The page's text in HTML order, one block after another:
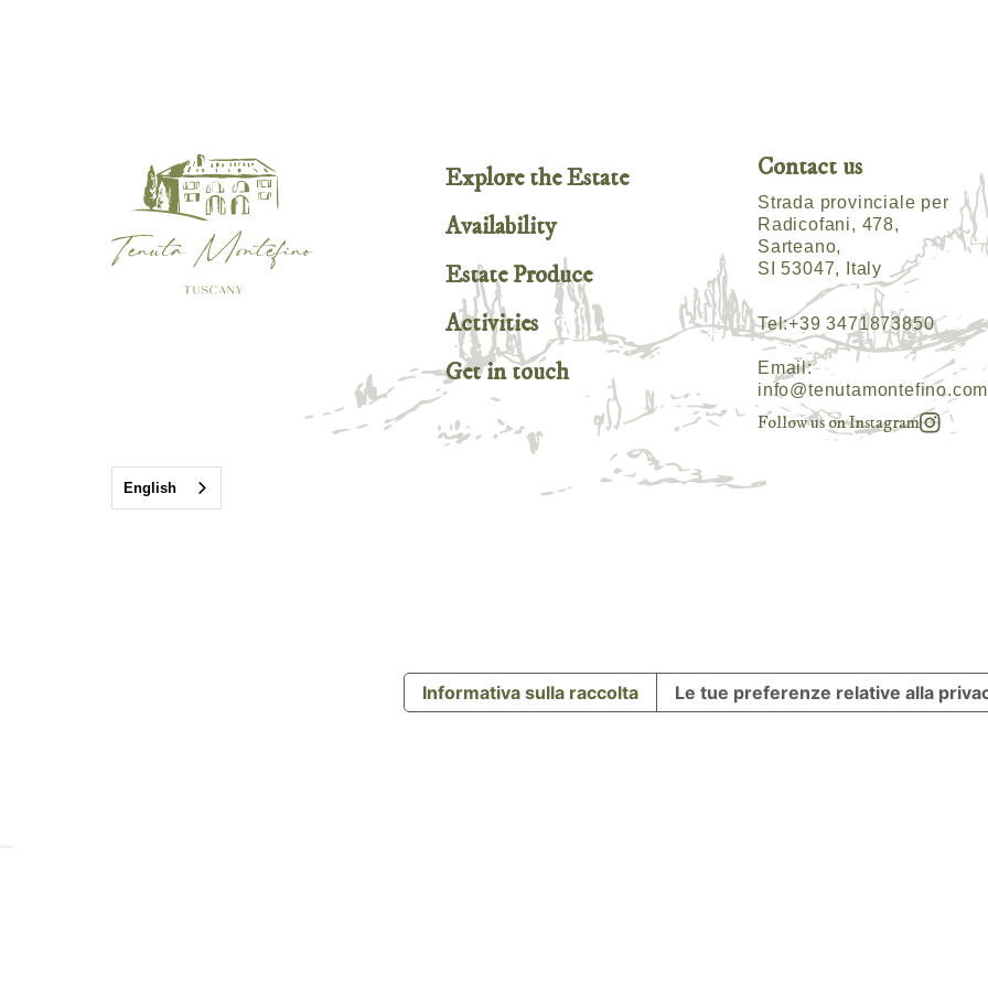
Explore the Estate
Availability
Estate Produce
Activities
Get in touch
Contact us
Strada provinciale per
Radicofani, 478,
Sarteano,
SI 53047, Italy
Tel:+39 3471873850
Email:
info@tenutamontefino.com
Follow us on Instagram
English
Informativa sulla raccolta Le tue preferenze relative alla